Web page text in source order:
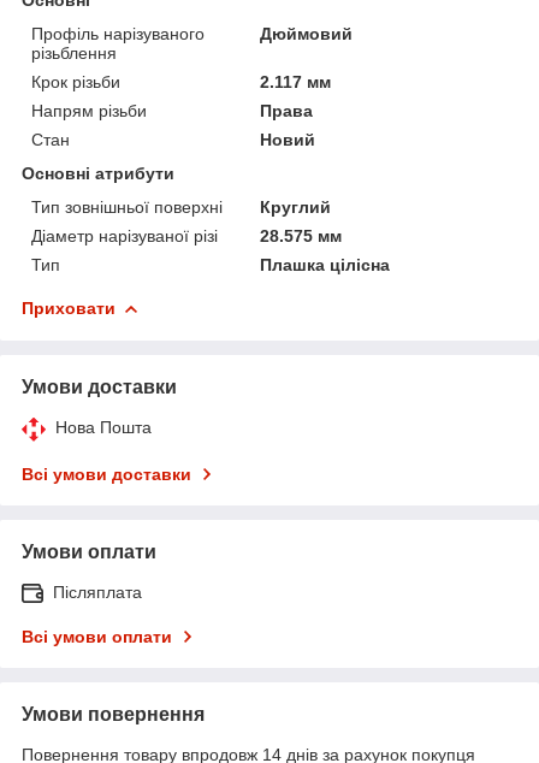
Профіль нарізуваного
різьблення
Дюймовий
Крок різьби
2.117 мм
Напрям різьби
Права
Стан
Новий
Основні атрибути
Тип зовнішньої поверхні
Круглий
Діаметр нарізуваної різі
28.575 мм
Тип
Плашка цілісна
Приховати
Умови доставки
Нова Пошта
Всі умови доставки
Умови оплати
Післяплата
Всі умови оплати
Умови повернення
Повернення товару впродовж 14 днів за рахунок покупця